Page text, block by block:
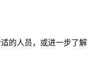
的人员，或进一步了解